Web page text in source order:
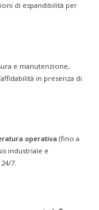
di espandibilità per
e manutenzione,
in presenza di
operativa (fino a
industriale e
7.